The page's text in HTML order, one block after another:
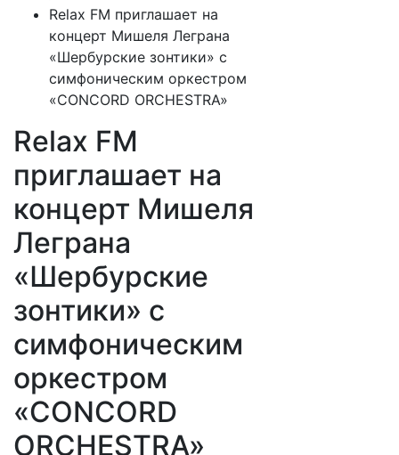
Relax FM приглашает на
концерт Мишеля Леграна
«Шербурские зонтики» с
симфоническим оркестром
«CONCORD ORCHESTRA»
Relax FM
приглашает на
концерт Мишеля
Леграна
«Шербурские
зонтики» с
симфоническим
оркестром
«CONCORD
ORCHESTRA»